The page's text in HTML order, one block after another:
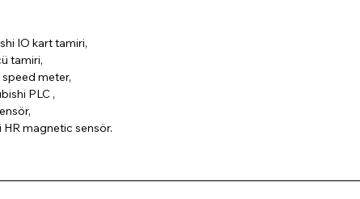
IO kart tamiri,
tamiri,
meter,
PLC ,
magnetic sensör.